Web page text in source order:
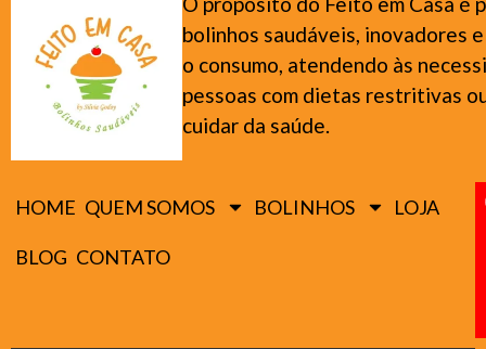
bolinhos saudáveis, inovadores
o consumo, atendendo às
pessoas com dietas restritivas
cuidar da saúde.
HOME QUEM SOMOS BOLINHOS LOJA
BLOG CONTATO